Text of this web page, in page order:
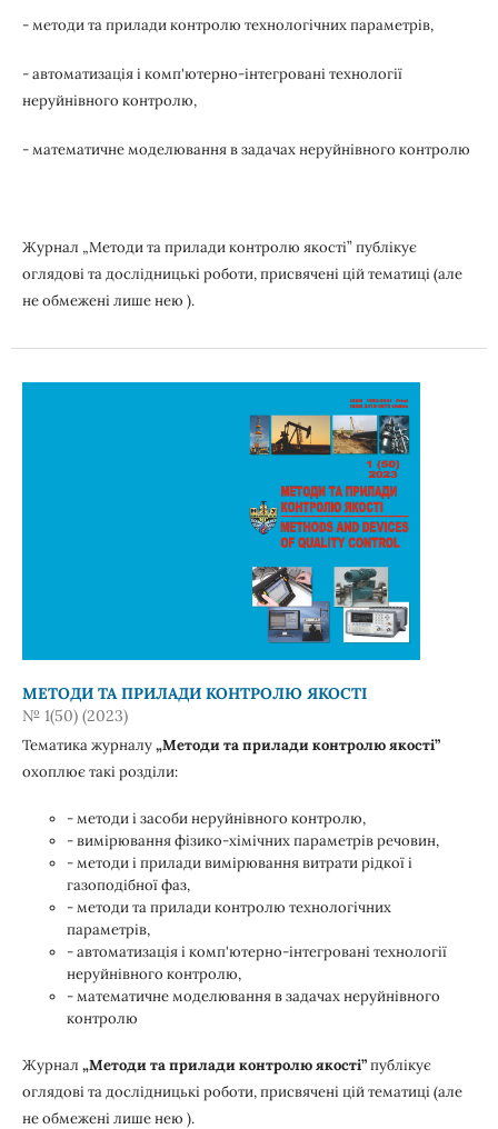
- методи та прилади контролю технологічних параметрів,
- автоматизація і комп'ютерно-інтегровані технології
неруйнівного контролю,
- математичне моделювання в задачах неруйнівного контролю
Журнал „Методи та прилади контролю якості” публікує
оглядові та дослідницькі роботи, присвячені цій тематиці (але
не обмежені лише нею ).
МЕТОДИ ТА ПРИЛАДИ КОНТРОЛЮ ЯКОСТІ
№ 1(50) (2023)
Тематика журналу„Методи та прилади контролю якості”
охоплює такі розділи:
- методи і засоби неруйнівного контролю,
- вимірювання фізико-хімічних параметрів речовин,
- методи і прилади вимірювання витрати рідкої і
газоподібної фаз,
- методи та прилади контролю технологічних
параметрів,
- автоматизація і комп'ютерно-інтегровані технології
неруйнівного контролю,
- математичне моделювання в задачах неруйнівного
контролю
Журнал „Методи та прилади контролю якості”публікує
оглядові та дослідницькі роботи, присвячені цій тематиці (але
не обмежені лише нею ).